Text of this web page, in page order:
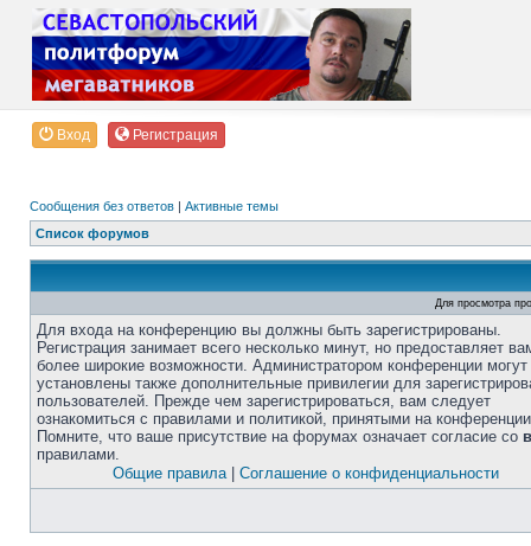
Вход Регистрация
Сообщения без ответов | Активные темы
Список форумов
Для просмотра
Для входа на конференцию вы должны быть зарегистрированы.
Регистрация занимает всего несколько минут, но предоставляет
более широкие возможности. Администратором конференции
установлены также дополнительные привилегии для
пользователей. Прежде чем зарегистрироваться, вам следует
ознакомиться с правилами и политикой, принятыми на
Помните, что ваше присутствие на форумах означает согласие со
правилами.
Общие правила| Соглашение о конфиденциальности